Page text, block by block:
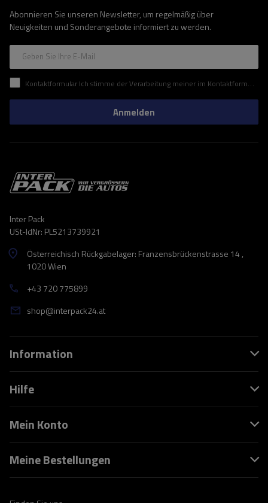
Abonnieren Sie unseren Newsletter, um regelmäßig über
Neuigkeiten und Sonderangebote informiert zu werden.
Geben Sie Ihre E-Mail
Kontaktformular Ich stimme der Verarbeitung meiner im Kontaktformular enthaltenen personenbezogenen Daten gemäß der Verordnung (EU) des Europäischen Parlaments und des Rates zu.
Anmelden
Inter Pack
USt-IdNr: PL5213739921
Österreichisch Rückgabelager: Franzensbrückenstrasse 14 ,
1020 Wien
+43 720 775899
shop@interpack24.at
Information
Hilfe
Mein Konto
Meine Bestellungen